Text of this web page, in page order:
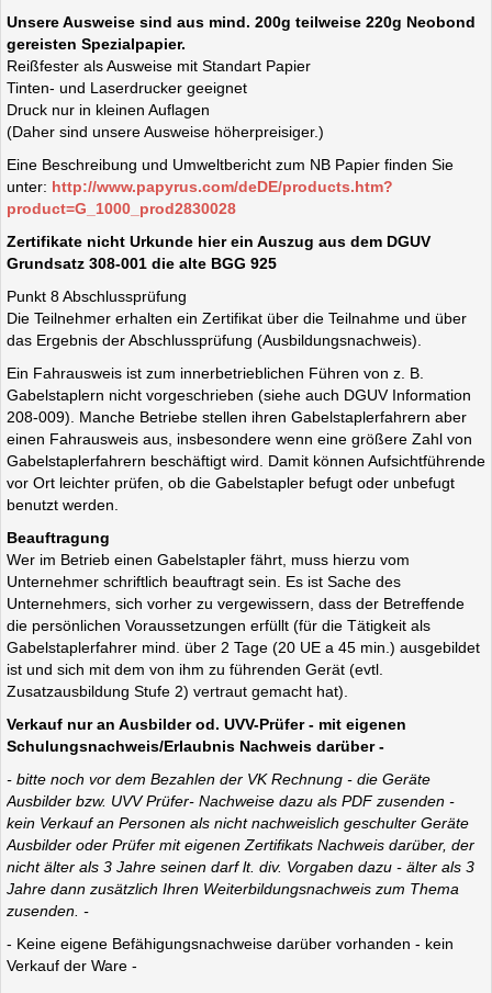
Unsere Ausweise sind aus mind. 200g teilweise 220g Neobond
gereisten Spezialpapier.
Reißfester als Ausweise mit Standart Papier
Tinten- und Laserdrucker geeignet
Druck nur in kleinen Auflagen
(Daher sind unsere Ausweise höherpreisiger.)
Eine Beschreibung und Umweltbericht zum NB Papier finden Sie
unter: http://www.papyrus.com/deDE/products.htm?
product=G_1000_prod2830028
Zertifikate nicht Urkunde hier ein Auszug aus dem DGUV
Grundsatz 308-001 die alte BGG 925
Punkt 8 Abschlussprüfung
Die Teilnehmer erhalten ein Zertifikat über die Teilnahme und über
das Ergebnis der Abschlussprüfung (Ausbildungsnachweis).
Ein Fahrausweis ist zum innerbetrieblichen Führen von z. B.
Gabelstaplern nicht vorgeschrieben (siehe auch DGUV Information
208-009). Manche Betriebe stellen ihren Gabelstaplerfahrern aber
einen Fahrausweis aus, insbesondere wenn eine größere Zahl von
Gabelstaplerfahrern beschäftigt wird. Damit können Aufsichtführende
vor Ort leichter prüfen, ob die Gabelstapler befugt oder unbefugt
benutzt werden.
Beauftragung
Wer im Betrieb einen Gabelstapler fährt, muss hierzu vom
Unternehmer schriftlich beauftragt sein. Es ist Sache des
Unternehmers, sich vorher zu vergewissern, dass der Betreffende
die persönlichen Voraussetzungen erfüllt (für die Tätigkeit als
Gabelstaplerfahrer mind. über 2 Tage (20 UE a 45 min.) ausgebildet
ist und sich mit dem von ihm zu führenden Gerät (evtl.
Zusatzausbildung Stufe 2) vertraut gemacht hat).
Verkauf nur an Ausbilder od. UVV-Prüfer - mit eigenen
Schulungsnachweis/Erlaubnis Nachweis darüber -
- bitte noch vor dem Bezahlen der VK Rechnung - die Geräte
Ausbilder bzw. UVV Prüfer- Nachweise dazu als PDF zusenden -
kein Verkauf an Personen als nicht nachweislich geschulter Geräte
Ausbilder oder Prüfer mit eigenenZertifikats Nachweis darüber, der
nicht älter als 3 Jahre seinen darf lt. div. Vorgaben dazu - älter als 3
Jahre dann zusätzlich Ihren Weiterbildungsnachweis zum Thema
zusenden. -
- Keine eigene Befähigungsnachweise darüber vorhanden - kein
Verkauf der Ware -